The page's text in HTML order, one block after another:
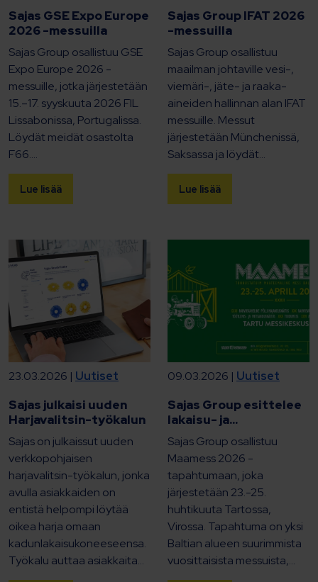
Sajas GSE Expo Europe
2026 -messuilla
Sajas Group osallistuu GSE
Expo Europe 2026 -
messuille, jotka järjestetään
15.–17. syyskuuta 2026 FIL
Lissabonissa, Portugalissa.
Löydät meidät osastolta
F66....
Lue lisää
Sajas Group IFAT 2026
-messuilla
Sajas Group osallistuu
maailman johtaville vesi-,
viemäri-, jäte- ja raaka-
aineiden hallinnan alan IFAT
messuille. Messut
järjestetään Münchenissä,
Saksassa ja löydät...
Lue lisää
23.03.2026 | Uutiset
Sajas julkaisi uuden
Harjavalitsin-työkalun
Sajas on julkaissut uuden
verkkopohjaisen
harjavalitsin-työkalun, jonka
avulla asiakkaiden on
entistä helpompi löytää
oikea harja omaan
kadunlakaisukoneeseensa.
Työkalu auttaa asiakkaita...
09.03.2026 | Uutiset
Sajas Group esittelee
lakaisu- ja...
Sajas Group osallistuu
Maamess 2026 -
tapahtumaan, joka
järjestetään 23.-25.
huhtikuuta Tartossa,
Virossa. Tapahtuma on yksi
Baltian alueen suurimmista
vuosittaisista messuista,...